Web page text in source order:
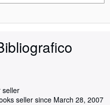
seller
seller since March 28, 2007